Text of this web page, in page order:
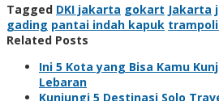
Tagged DKI jakarta gokart Jakarta
gading pantai indah kapuk
Related Posts
Ini 5 Kota yang Bisa Kamu
Lebaran
Kunjungi 5 Destinasi Solo